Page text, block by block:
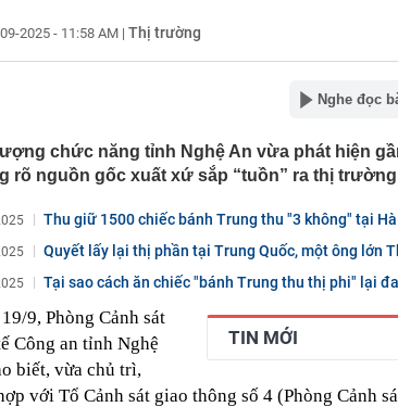
09:53
Mỹ vừa có động thái không ngờ với nền kinh
Kho bạc theo dõi sát tiến độ giải ngân vốn
09:48
Vì sao nhiều gia đình nhỏ vài giọt tinh dầu vào
Mỗi lần kéo giấy mới thấy tác dụng
09:48
Diễn viên Việt từ chối Trấn Thành đóng phim
giờ được đề cử đẹp nhất thế giới
09:47
Tiến sĩ Việt vừa rời Google để mở startup:
AI", từng là một trong 35 nhà phát minh xuất
chuyển khoản sau
09:45
Go-Live Workday “thần tốc” tại Coteccons
nên chuẩn mực mới như thế nào?
09:44
Idico tăng vốn điều lệ lên hơn 4.100 tỷ đồng
2025 - 11:58 AM | Thị trường
Nghe đọc
chức năng tỉnh Nghệ An vừa phát hiện
rõ nguồn gốc xuất xứ sắp “tuồn” ra thị
Thu giữ 1500 chiếc bánh Trung thu "3 không" tại
Quyết lấy lại thị phần tại Trung Quốc, một ông lớn
Tại sao cách ăn chiếc "bánh Trung thu thị phi" lại
TIN MỚI
9, Phòng Cảnh sát
Công an tỉnh Nghệ
biết, vừa chủ trì,
với Tổ Cảnh sát giao thông số 4 (Phòng Cảnh